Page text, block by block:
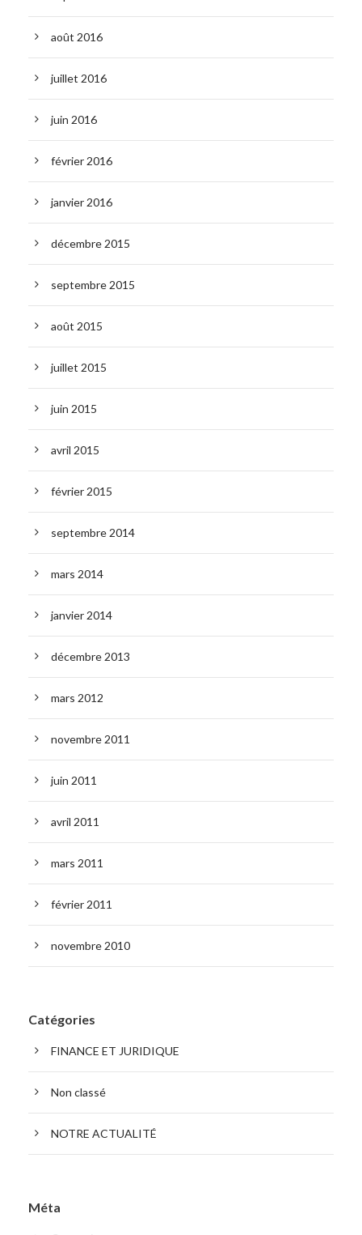
août 2016
juillet 2016
juin 2016
février 2016
janvier 2016
décembre 2015
septembre 2015
août 2015
juillet 2015
juin 2015
avril 2015
février 2015
septembre 2014
mars 2014
janvier 2014
décembre 2013
mars 2012
novembre 2011
juin 2011
avril 2011
mars 2011
février 2011
novembre 2010
Catégories
FINANCE ET JURIDIQUE
Non classé
NOTRE ACTUALITÉ
Méta